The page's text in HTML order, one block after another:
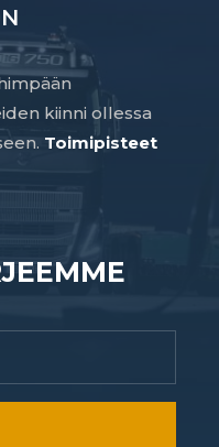
kiinni ollessa
Toimipisteet